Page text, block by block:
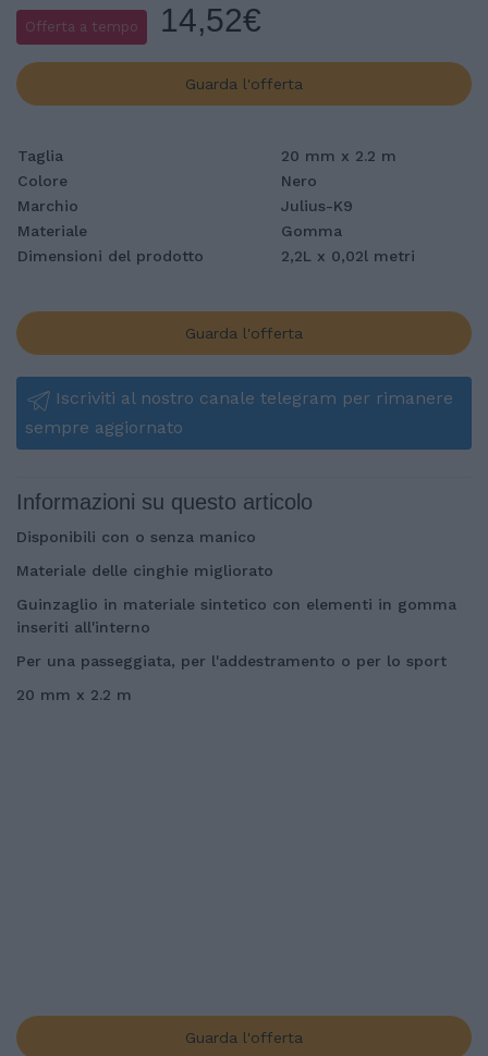
Offerta a tempo 14,52€
Guarda l'offerta
Taglia
20 mm x 2.2 m
Colore
Nero
Marchio
Julius-K9
Materiale
Gomma
Dimensioni del prodotto
2,2L x 0,02l metri
Guarda l'offerta
Iscriviti al nostro canale telegram per rimanere
sempre aggiornato
Informazioni su questo articolo
Disponibili con o senza manico
Materiale delle cinghie migliorato
Guinzaglio in materiale sintetico con elementi in gomma
inseriti all'interno
Per una passeggiata, per l'addestramento o per lo sport
20 mm x 2.2 m
Guarda l'offerta